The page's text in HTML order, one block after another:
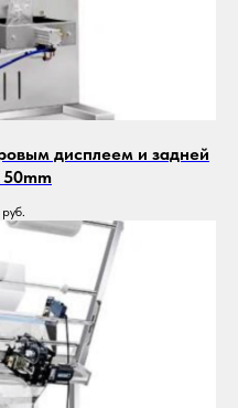
дисплеем и задней
руб.